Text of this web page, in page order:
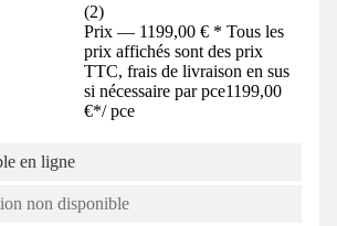
(2)
Prix — 1199,00 € * Tous les
prix affichés sont des prix
TTC, frais de livraison en sus
si nécessaire par pce1199,00
€*/ pce
en ligne
non disponible